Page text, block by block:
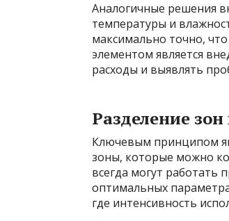
Аналогичные решения
температуры и
максимально точно,
элементом является
расходы и выявлять
Разделение
Ключевым принципом
зоны, которые можно
всегда могут
оптимальных
где интенсивность